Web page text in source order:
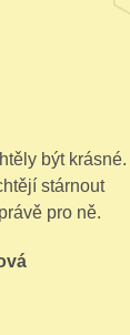
být krásné.
stárnout
pro ně.